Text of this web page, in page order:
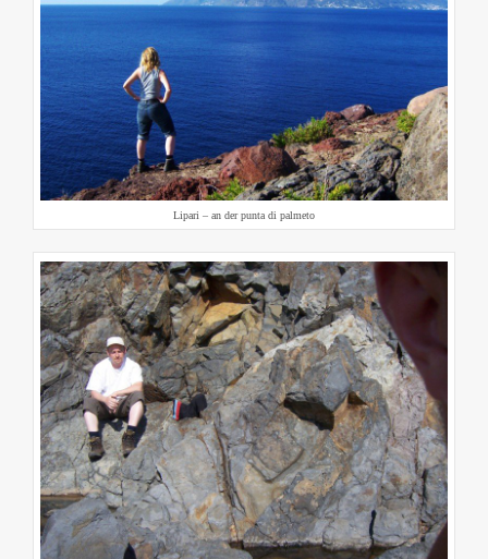
Lipari – an der punta di palmeto